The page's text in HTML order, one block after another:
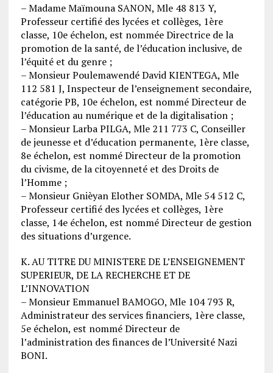
– Madame Maïmouna SANON, Mle 48 813 Y,
Professeur certifié des lycées et collèges, 1ère
classe, 10e échelon, est nommée Directrice de la
promotion de la santé, de l’éducation inclusive, de
l’équité et du genre ;
– Monsieur Poulemawendé David KIENTEGA, Mle
112 581 J, Inspecteur de l’enseignement secondaire,
catégorie PB, 10e échelon, est nommé Directeur de
l’éducation au numérique et de la digitalisation ;
– Monsieur Larba PILGA, Mle 211 773 C, Conseiller
de jeunesse et d’éducation permanente, 1ère classe,
8e échelon, est nommé Directeur de la promotion
du civisme, de la citoyenneté et des Droits de
l’Homme ;
– Monsieur Gnièyan Elother SOMDA, Mle 54 512 C,
Professeur certifié des lycées et collèges, 1ère
classe, 14e échelon, est nommé Directeur de gestion
des situations d’urgence.
K. AU TITRE DU MINISTERE DE L’ENSEIGNEMENT
SUPERIEUR, DE LA RECHERCHE ET DE
L’INNOVATION
– Monsieur Emmanuel BAMOGO, Mle 104 793 R,
Administrateur des services financiers, 1ère classe,
5e échelon, est nommé Directeur de
l’administration des finances de l’Université Nazi
BONI.